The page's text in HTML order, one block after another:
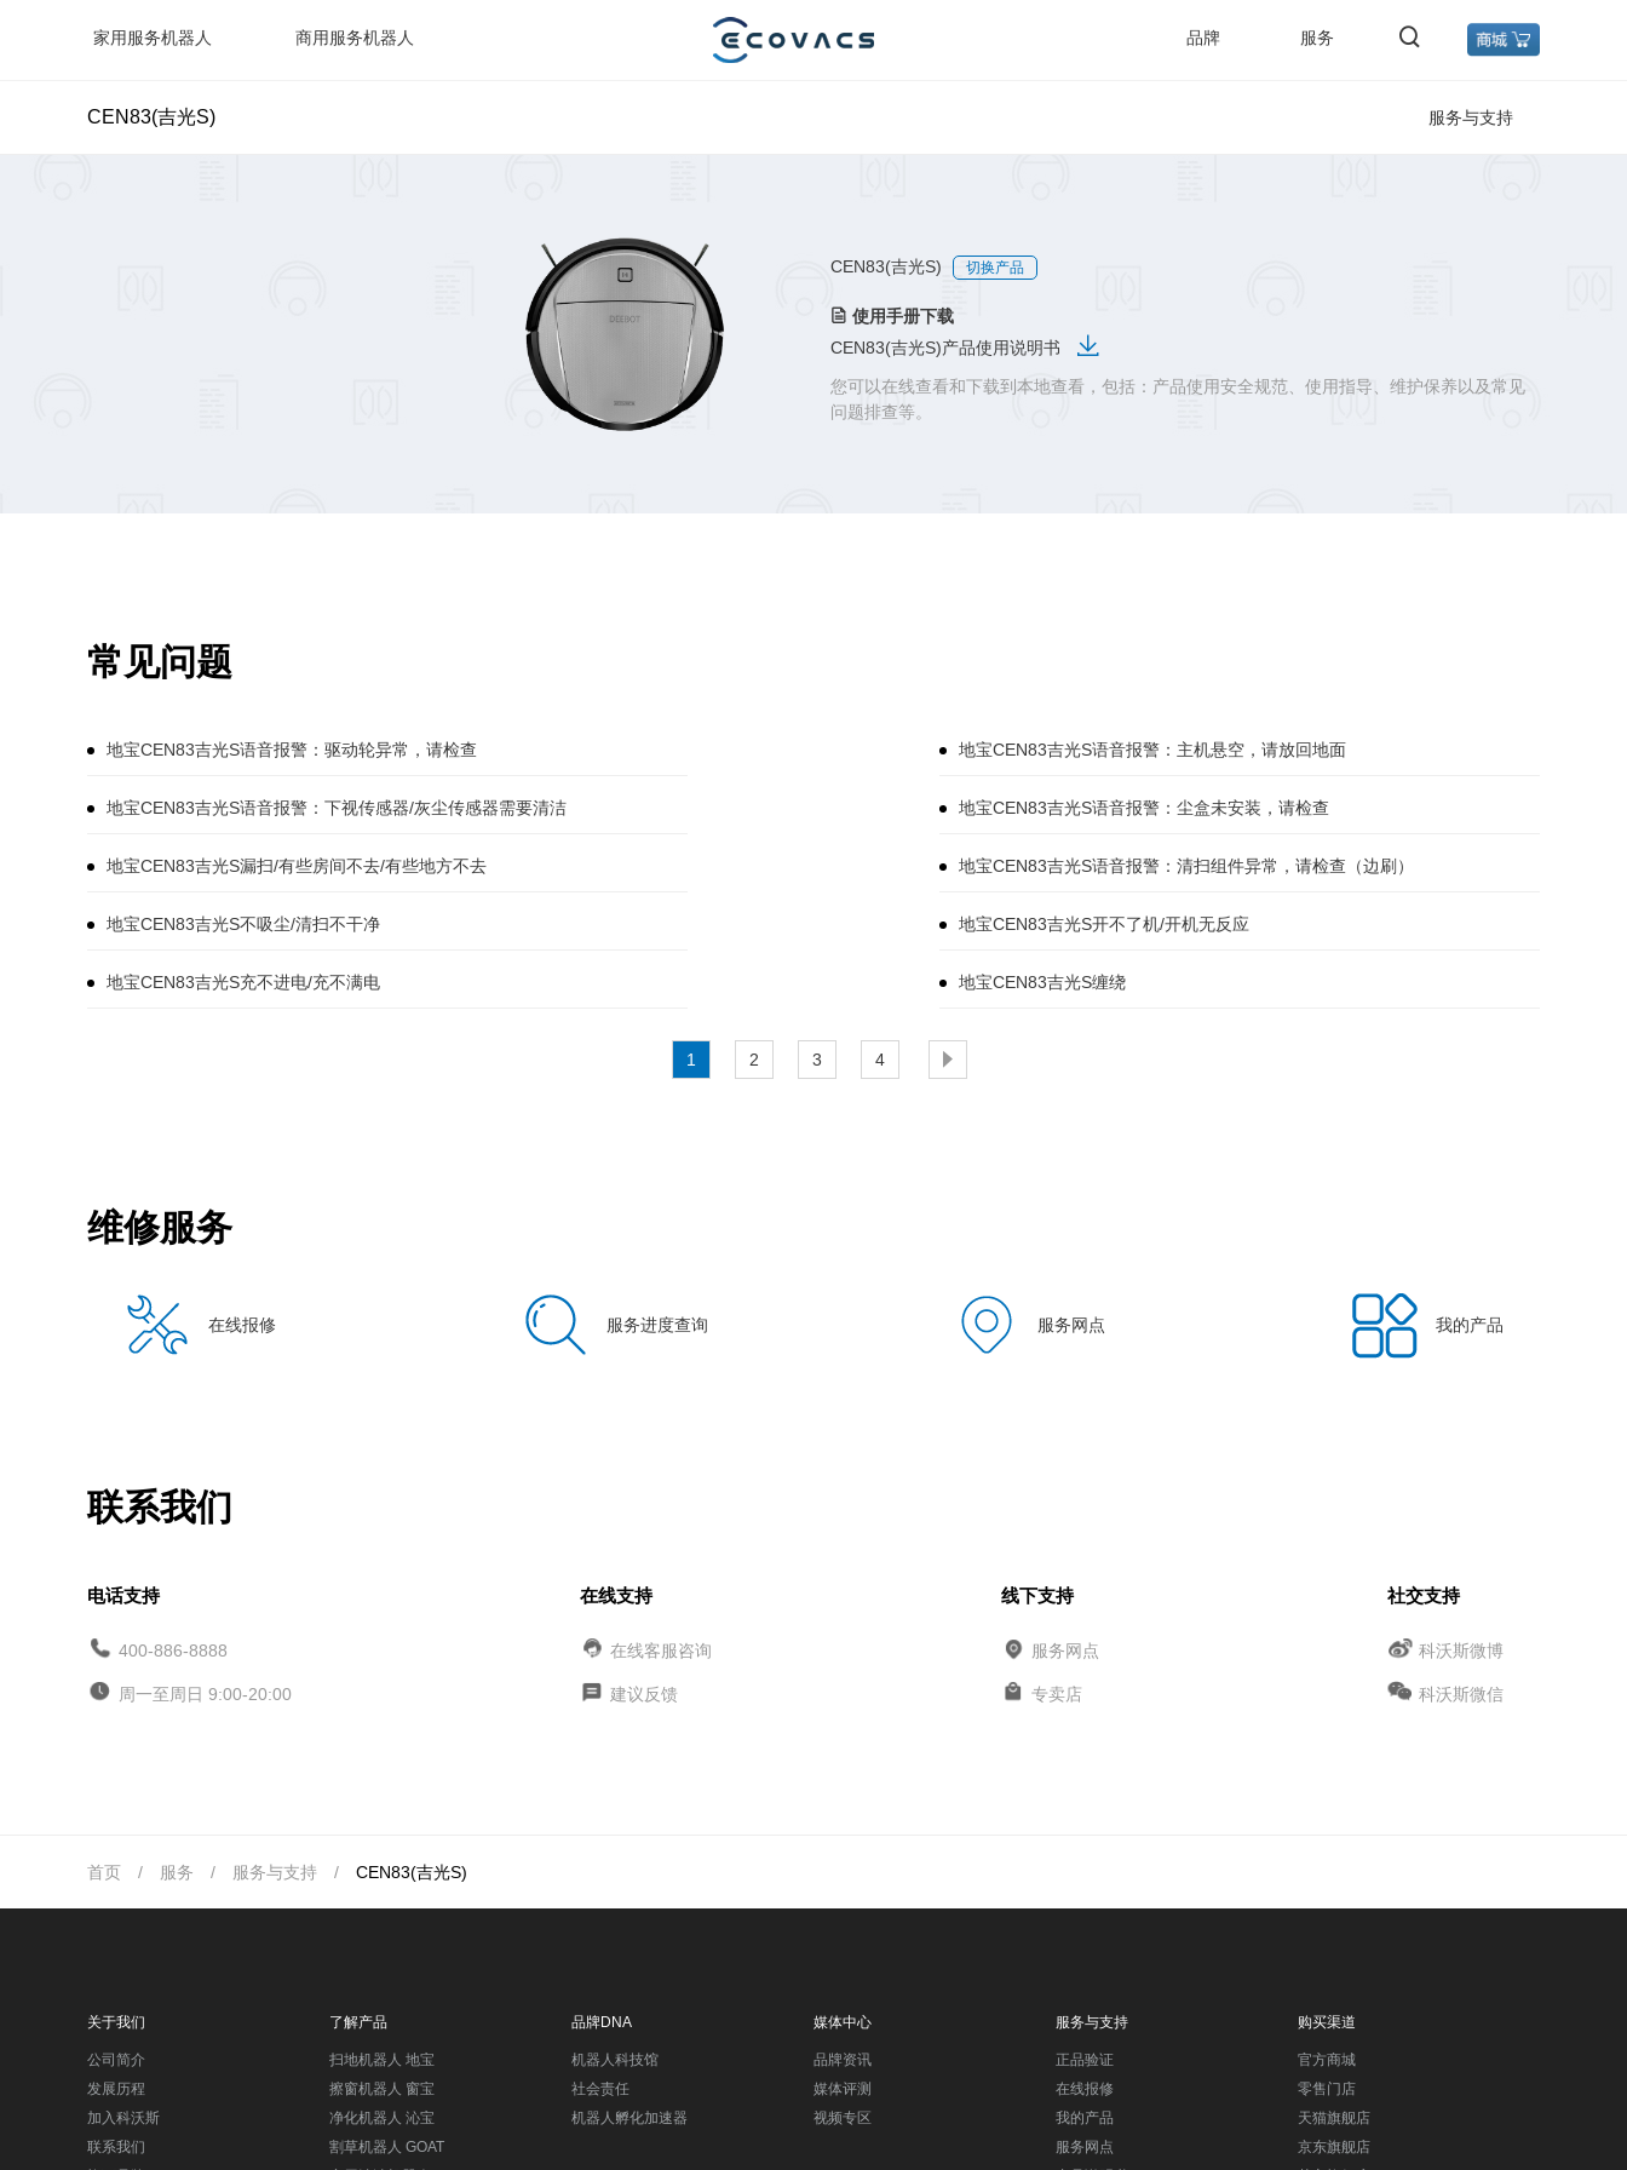
家用服务机器人 商用服务机器人 品牌 服务
CEN83(吉光S) 服务与支持
CEN83(吉光S) 切换产品
使用手册下载
CEN83(吉光S)产品使用说明书
您可以在线查看和下载到本地查看，包括：产品使用安全规范、使用指导、维护保养以及常见
问题排查等。
常见问题
地宝CEN83吉光S语音报警：驱动轮异常，请检查 地宝CEN83吉光S语音报警：主机悬空，请放回地面
地宝CEN83吉光S语音报警：下视传感器/灰尘传感器需要清洁 地宝CEN83吉光S语音报警：尘盒未安装，请检查
地宝CEN83吉光S漏扫/有些房间不去/有些地方不去 地宝CEN83吉光S语音报警：清扫组件异常，请检查（边刷）
地宝CEN83吉光S不吸尘/清扫不干净 地宝CEN83吉光S开不了机/开机无反应
地宝CEN83吉光S充不进电/充不满电 地宝CEN83吉光S缠绕
1 2 3 4
维修服务
在线报修 服务进度查询 服务网点 我的产品
联系我们
电话支持
400-886-8888
周一至周日 9:00-20:00
在线支持
在线客服咨询
建议反馈
线下支持
服务网点
专卖店
社交支持
科沃斯微博
科沃斯微信
首页 / 服务 / 服务与支持 / CEN83(吉光S)
关于我们
公司简介
发展历程
加入科沃斯
联系我们
了解产品
扫地机器人 地宝
擦窗机器人 窗宝
净化机器人 沁宝
割草机器人 GOAT
品牌DNA
机器人科技馆
社会责任
机器人孵化加速器
媒体中心
品牌资讯
媒体评测
视频专区
服务与支持
正品验证
在线报修
我的产品
服务网点
购买渠道
官方商城
零售门店
天猫旗舰店
京东旗舰店